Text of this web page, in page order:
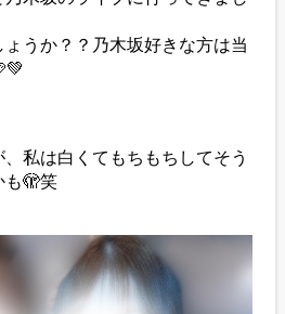
うか？？乃木坂好きな方は当
私は白くてもちもちしてそう
も🫣笑